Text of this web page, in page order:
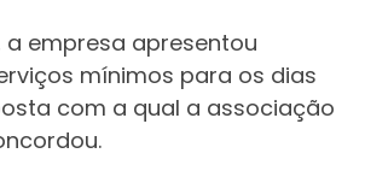
a empresa apresentou
mínimos para os dias
com a qual a associação